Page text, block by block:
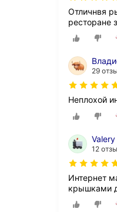
Отличнвя
ресторане
29
Неплохой
Valery
12
Интернет
крышками